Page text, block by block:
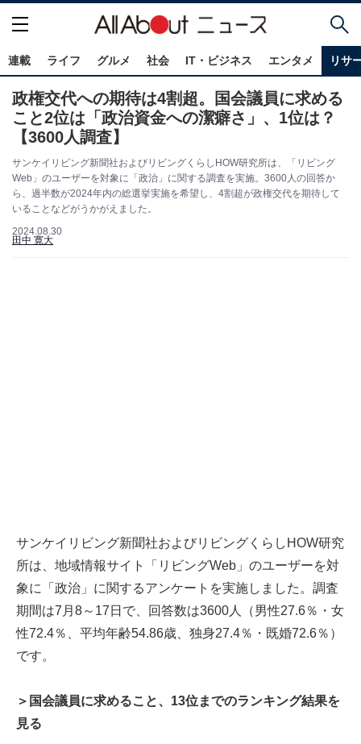
連載 ライフ グルメ 社会 IT・ビジネス エンタメ リサ
政権交代への期待は4割超。国会議員に求める
こと2位は「政治資金への潔癖さ」、1位は？
【3600人調査】
サンケイリビング新聞社およびリビングくらしHOW研究所は、「リビング
Web」のユーザーを対象に「政治」に関する調査を実施。3600人の回答か
ら、過半数が2024年内の総選挙実施を希望し、4割超が政権交代を期待して
いることなどがうかがえました。
2024.08.30
田中 寛大
サンケイリビング新聞社およびリビングくらしHOW研究
所は、地域情報サイト「リビングWeb」のユーザーを対
象に「政治」に関するアンケートを実施しました。調査
期間は7月8～17日で、回答数は3600人（男性27.6％・女
性72.4％、平均年齢54.86歳、独身27.4％・既婚72.6％）
です。
＞国会議員に求めること、13位までのランキング結果を
見る